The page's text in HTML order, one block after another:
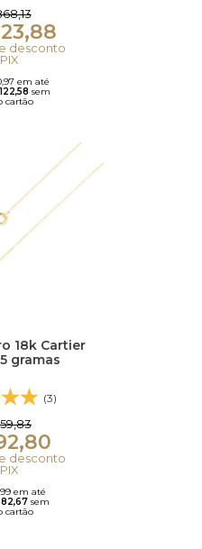
desconto
em até
sem
cartão
18k Cartier
gramas
(3)
desconto
em até
sem
cartão